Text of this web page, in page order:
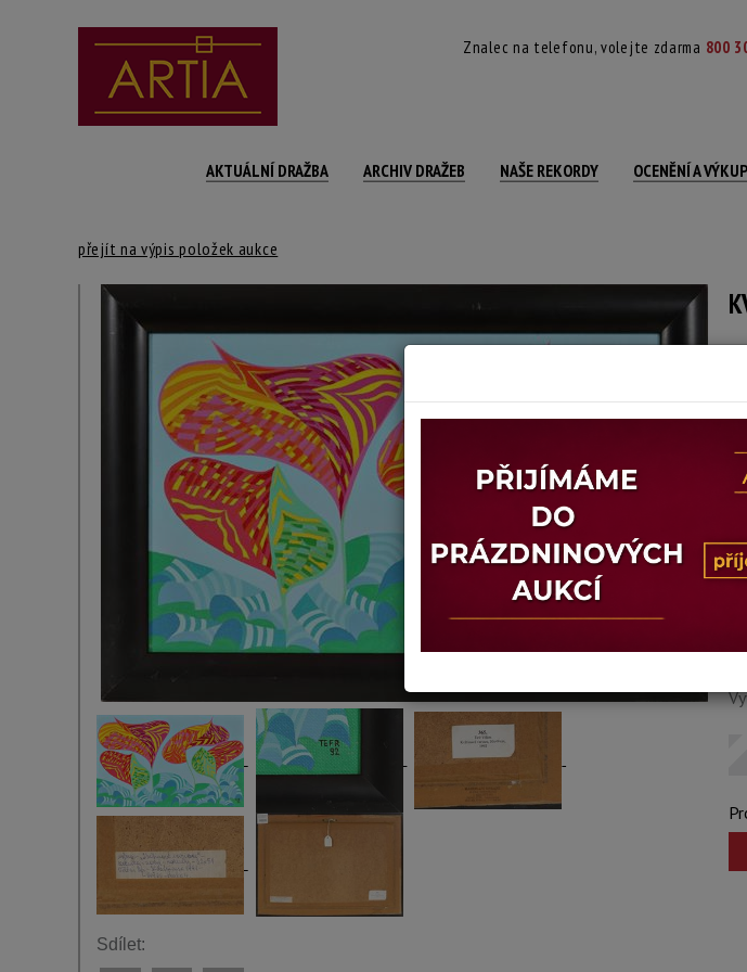
Znalec na telefonu, volejte zdarma 800
AKTUÁLNÍ DRAŽBA ARCHIV DRAŽEB NAŠE REKORDY OCENĚNÍ A VÝKUP
přejít na výpis položek aukce
Sdílet: